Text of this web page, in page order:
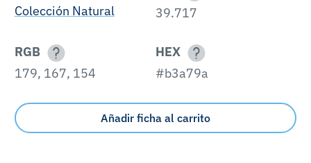
Colección Natural
39.717
RGB
179, 167, 154
HEX
#b3a79a
Añadir ficha al carrito